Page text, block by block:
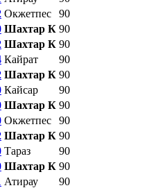
Окжетпес
90
Шахтар К 90
Шахтар К 90
Кайрат
90
Шахтар К 90
Кайсар
90
Шахтар К 90
Окжетпес
90
Шахтар К 90
Тараз
90
Шахтар К 90
Атирау
90